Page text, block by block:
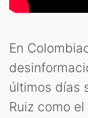
En
últimos días
Ruiz como